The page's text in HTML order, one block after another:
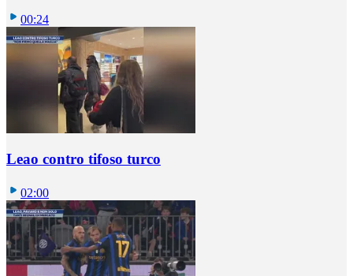
00:24
Leao contro tifoso turco
02:00